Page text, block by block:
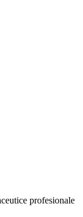
profesionale